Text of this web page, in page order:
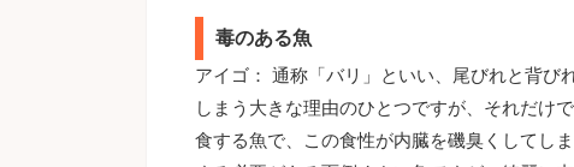
毒のある魚
アイゴ： 通称「バリ」といい、尾びれと背び
しまう大きな理由のひとつですが、それだけ
食する魚で、この食性が内臓を磯臭くしてし